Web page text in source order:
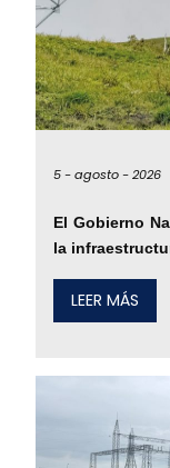
5 -agosto -2026
El Gobierno
la
LEER MÁS